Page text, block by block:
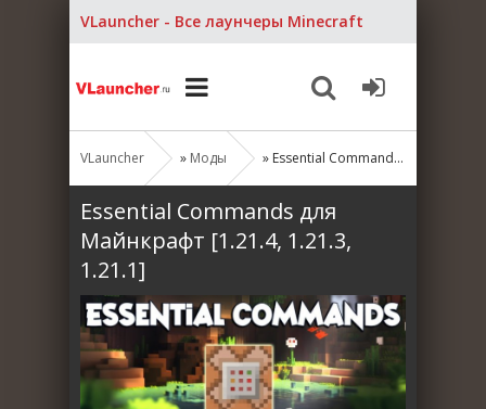
VLauncher - Все лаунчеры Minecraft
VLauncher » Моды » Essential Commands для Майнкрафт [1.21.4, 1.21.3, 1.21.1]
Essential Commands для
Майнкрафт [1.21.4, 1.21.3,
1.21.1]